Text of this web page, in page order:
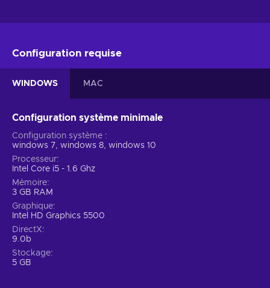
Configuration requise
WINDOWS MAC
Configuration système minimale
Configuration système
windows 7, windows 8, windows 10
Processeur
Intel Core i5 - 1.6 Ghz
Mémoire
3 GB RAM
Graphique
Intel HD Graphics 5500
DirectX
9.0b
Stockage
5 GB